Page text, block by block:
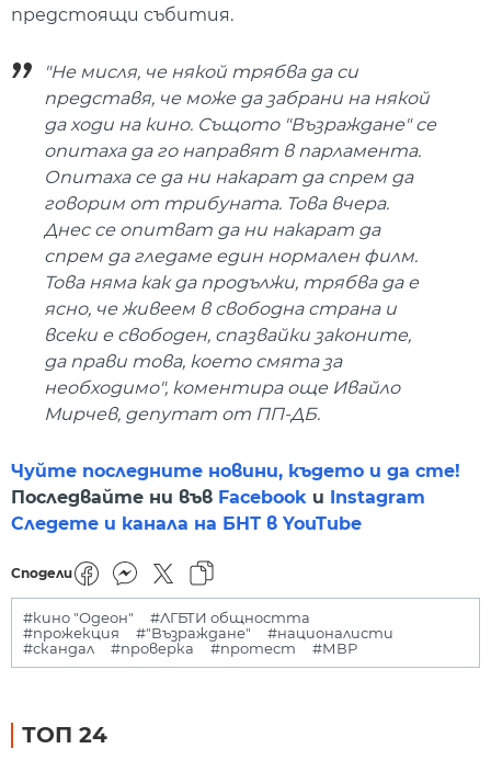
предстоящи събития.
"Не мисля, че някой трябва да си
представя, че може да забрани на някой
да ходи на кино. Същото "Възраждане" се
опитаха да го направят в парламента.
Опитаха се да ни накарат да спрем да
говорим от трибуната. Това вчера.
Днес се опитват да ни накарат да
спрем да гледаме един нормален филм.
Това няма как да продължи, трябва да е
ясно, че живеем в свободна страна и
всеки е свободен, спазвайки законите,
да прави това, което смята за
необходимо", коментира още Ивайло
Мирчев, депутат от ПП-ДБ.
Чуйте последните новини, където и да сте!
Последвайте ни във Facebook и
Instagram
Следете и канала на БНТ в YouTube
Сподели
#кино "Одеон"
#ЛГБТИ общността
#прожекция
#"Възраждане"
#националисти
#скандал
#проверка #протест #МВР
ТОП 24